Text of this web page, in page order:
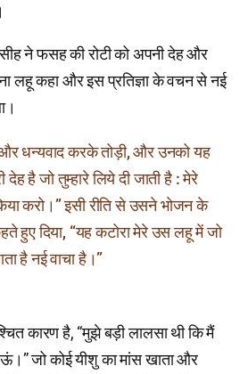
ने फसह की रोटी को अपनी देह और
लहू कहा और इस प्रतिज्ञा के वचन से नई
धन्यवाद करके तोड़ी, और उनको यह
देह है जो तुम्हारे लिये दी जाती है : मेरे
करो।” इसी रीति से उसने भोजन के
हुए दिया, “यह कटोरा मेरे उस लहू में जो
है नई वाचा है।”
कारण है, “मुझे बड़ी लालसा थी कि मैं
जो कोई यीशु का मांस खाता और